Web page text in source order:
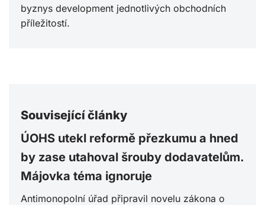
byznys development jednotlivých obchodních
příležitostí.
Související články
ÚOHS utekl reformě přezkumu a hned
by zase utahoval šrouby dodavatelům.
Májovka téma ignoruje
Antimonopolní úřad připravil novelu zákona o